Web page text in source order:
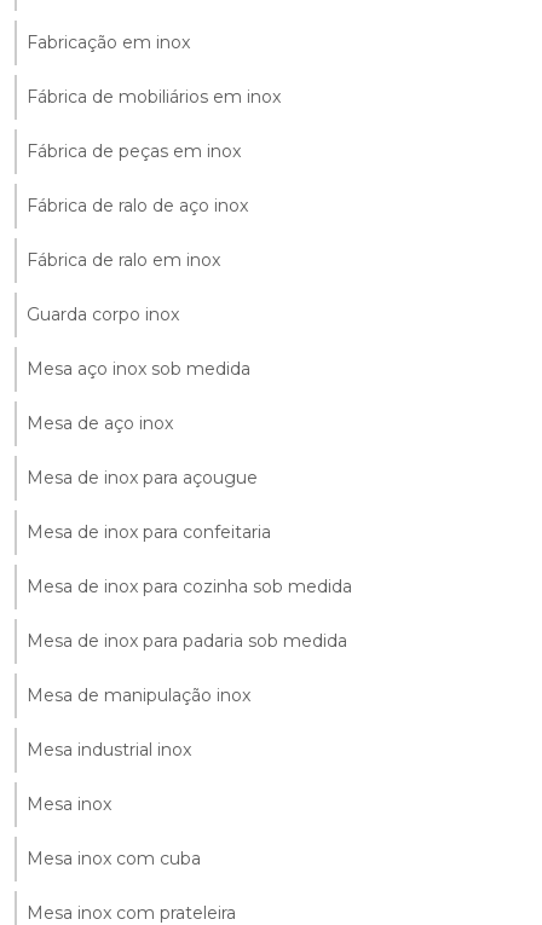
Fabricação em inox
Fábrica de mobiliários em inox
Fábrica de peças em inox
Fábrica de ralo de aço inox
Fábrica de ralo em inox
Guarda corpo inox
Mesa aço inox sob medida
Mesa de aço inox
Mesa de inox para açougue
Mesa de inox para confeitaria
Mesa de inox para cozinha sob medida
Mesa de inox para padaria sob medida
Mesa de manipulação inox
Mesa industrial inox
Mesa inox
Mesa inox com cuba
Mesa inox com prateleira